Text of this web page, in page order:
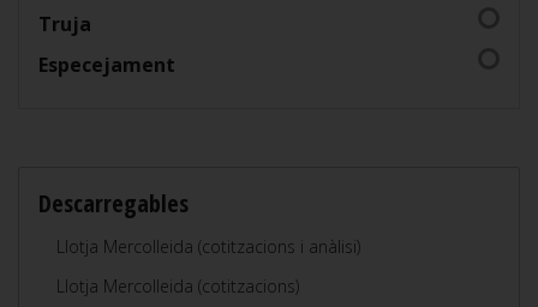
Truja
Especejament
Descarregables
Llotja Mercolleida (cotitzacions i anàlisi)
Llotja Mercolleida (cotitzacions)